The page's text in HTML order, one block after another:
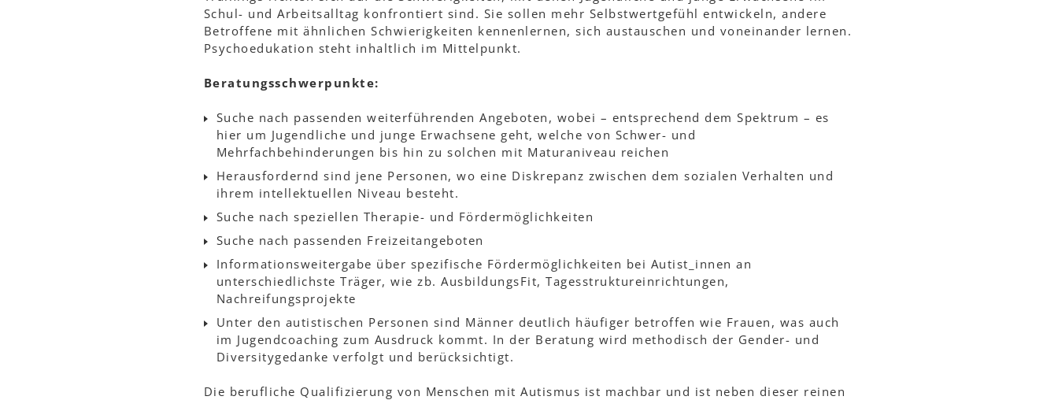
Schul- und Arbeitsalltag konfrontiert sind. Sie sollen mehr Selbstwertgefühl entwickeln, andere
Betroffene mit ähnlichen Schwierigkeiten kennenlernen, sich austauschen und voneinander lernen.
Psychoedukation steht inhaltlich im Mittelpunkt.
Beratungsschwerpunkte:
Suche nach passenden weiterführenden Angeboten, wobei – entsprechend dem Spektrum – es
hier um Jugendliche und junge Erwachsene geht, welche von Schwer- und
Mehrfachbehinderungen bis hin zu solchen mit Maturaniveau reichen
Herausfordernd sind jene Personen, wo eine Diskrepanz zwischen dem sozialen Verhalten und
ihrem intellektuellen Niveau besteht.
Suche nach speziellen Therapie- und Fördermöglichkeiten
Suche nach passenden Freizeitangeboten
Informationsweitergabe über spezifische Fördermöglichkeiten bei Autist_innen an
unterschiedlichste Träger, wie zb. AusbildungsFit, Tagesstruktureinrichtungen,
Nachreifungsprojekte
Unter den autistischen Personen sind Männer deutlich häufiger betroffen wie Frauen, was auch
im Jugendcoaching zum Ausdruck kommt. In der Beratung wird methodisch der Gender- und
Diversitygedanke verfolgt und berücksichtigt.
Die berufliche Qualifizierung von Menschen mit Autismus ist machbar und ist neben dieser reinen